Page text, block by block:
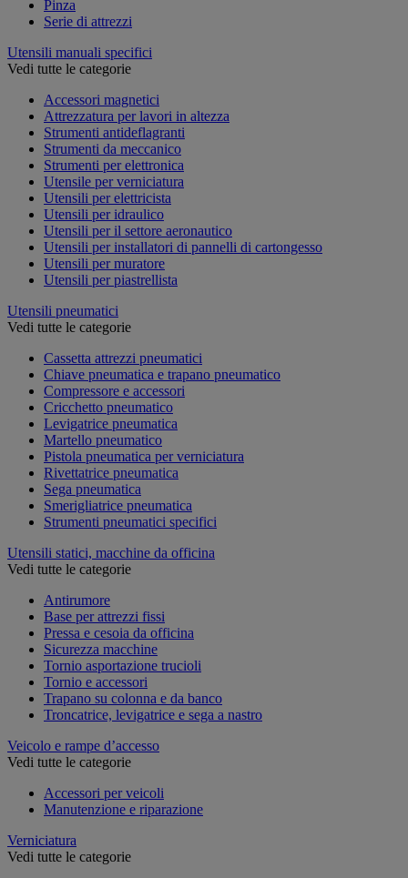
Pinza
Serie di attrezzi
Utensili manuali specifici
Vedi tutte le categorie
Accessori magnetici
Attrezzatura per lavori in altezza
Strumenti antideflagranti
Strumenti da meccanico
Strumenti per elettronica
Utensile per verniciatura
Utensili per elettricista
Utensili per idraulico
Utensili per il settore aeronautico
Utensili per installatori di pannelli di cartongesso
Utensili per muratore
Utensili per piastrellista
Utensili pneumatici
Vedi tutte le categorie
Cassetta attrezzi pneumatici
Chiave pneumatica e trapano pneumatico
Compressore e accessori
Cricchetto pneumatico
Levigatrice pneumatica
Martello pneumatico
Pistola pneumatica per verniciatura
Rivettatrice pneumatica
Sega pneumatica
Smerigliatrice pneumatica
Strumenti pneumatici specifici
Utensili statici, macchine da officina
Vedi tutte le categorie
Antirumore
Base per attrezzi fissi
Pressa e cesoia da officina
Sicurezza macchine
Tornio asportazione trucioli
Tornio e accessori
Trapano su colonna e da banco
Troncatrice, levigatrice e sega a nastro
Veicolo e rampe d’accesso
Vedi tutte le categorie
Accessori per veicoli
Manutenzione e riparazione
Verniciatura
Vedi tutte le categorie